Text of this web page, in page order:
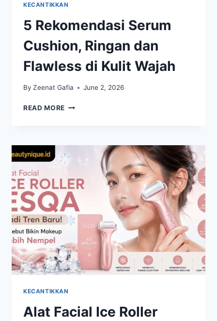
KECANTIKKAN
5 Rekomendasi Serum
Cushion, Ringan dan
Flawless di Kulit Wajah
By Zeenat Gafia June 2, 2026
READ MORE
RINGAN
DAN
FLAWLESS
KULIT
WAJAH
KECANTIKKAN
Alat Facial Ice Roller